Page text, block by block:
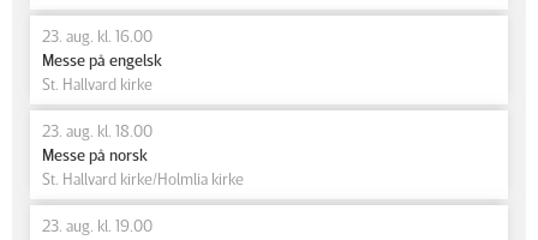
23. aug. kl. 16.00
Messe på engelsk
St. Hallvard kirke
23. aug. kl. 18.00
Messe på norsk
St. Hallvard kirke/Holmlia kirke
23. aug. kl. 19.00